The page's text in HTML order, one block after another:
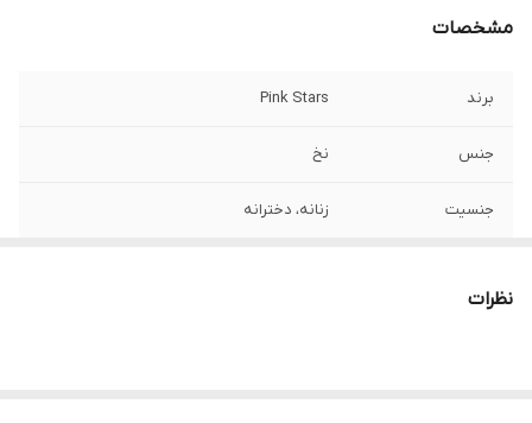
مشخصات
برند Pink Stars
جنس نخ
جنسیت زنانه، دخترانه
نظرات